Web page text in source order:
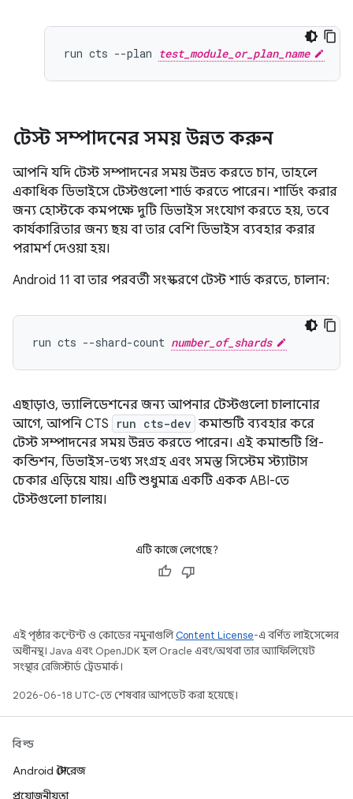
run cts --plan test_module_or_plan_name
টেস্ট সম্পাদনের সময় উন্নত করুন
আপনি যদি টেস্ট সম্পাদনের সময় উন্নত করতে চান, তাহলে
একাধিক ডিভাইসে টেস্টগুলো শার্ড করতে পারেন। শার্ডিং করার
জন্য হোস্টকে কমপক্ষে দুটি ডিভাইস সংযোগ করতে হয়, তবে
কার্যকারিতার জন্য ছয় বা তার বেশি ডিভাইস ব্যবহার করার
পরামর্শ দেওয়া হয়।
Android 11 বা তার পরবর্তী সংস্করণে টেস্ট শার্ড করতে, চালান:
run cts --shard-count number_of_shards
এছাড়াও, ভ্যালিডেশনের জন্য আপনার টেস্টগুলো চালানোর
আগে, আপনি CTS
run cts-dev কমান্ডটি ব্যবহার করে
টেস্ট সম্পাদনের সময় উন্নত করতে পারেন। এই কমান্ডটি প্রি-
কন্ডিশন, ডিভাইস-তথ্য সংগ্রহ এবং সমস্ত সিস্টেম স্ট্যাটাস
চেকার এড়িয়ে যায়। এটি শুধুমাত্র একটি একক ABI-তে
টেস্টগুলো চালায়।
এটি কাজে লেগেছে?
এই পৃষ্ঠার কন্টেন্ট ও কোডের নমুনাগুলিContent License-এ বর্ণিত লাইসেন্সের
অধীনস্থ। Java এবং OpenJDK হল Oracle এবং/অথবা তার অ্যাফিলিয়েট
সংস্থার রেজিস্টার্ড ট্রেডমার্ক।
2026-06-18 UTC-তে শেষবার আপডেট করা হয়েছে।
বিল্ড
Android স্টোরেজ
প্রয়োজনীয়তা